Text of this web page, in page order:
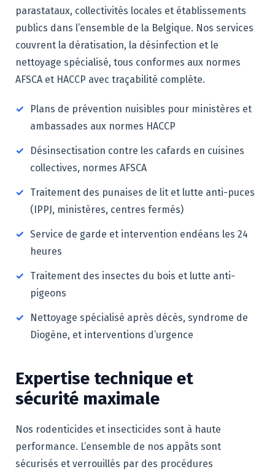
parastataux, collectivités locales et établissements
publics dans l’ensemble de la Belgique. Nos services
couvrent la dératisation, la désinfection et le
nettoyage spécialisé, tous conformes aux normes
AFSCA et HACCP avec traçabilité complète.
✓
Plans de prévention nuisibles pour ministères et
ambassades aux normes HACCP
✓
Désinsectisation contre les cafards en cuisines
collectives, normes AFSCA
✓
Traitement des punaises de lit et lutte anti-puces
(IPPJ, ministères, centres fermés)
✓ Service de garde et intervention endéans les 24
heures
✓
Traitement des insectes du bois et lutte anti-
pigeons
✓
Nettoyage spécialisé après décès, syndrome de
Diogène, et interventions d’urgence
Expertise technique et
sécurité maximale
Nos rodenticides et insecticides sont à haute
performance. L’ensemble de nos appâts sont
sécurisés et verrouillés par des procédures